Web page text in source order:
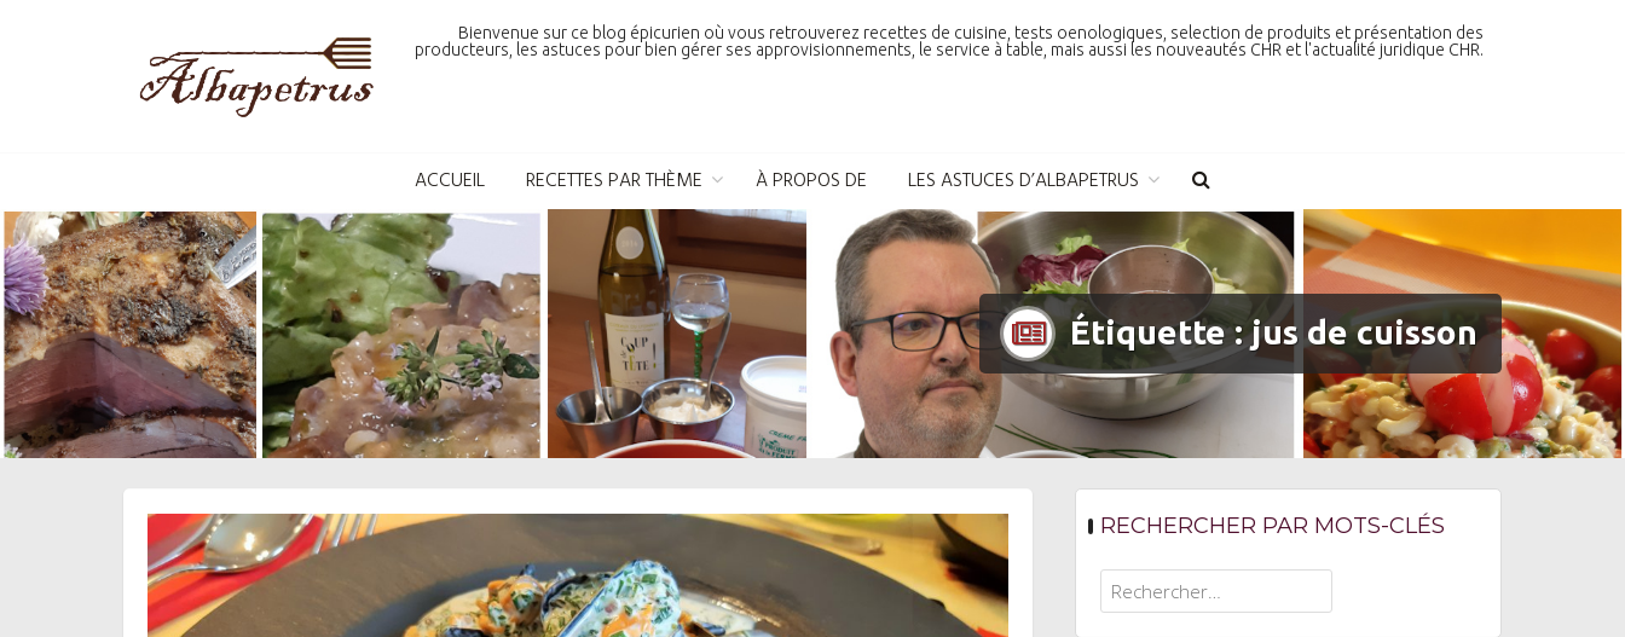
Bienvenue sur ce blog épicurien où vous retrouverez recettes de cuisine, tests oenologiques, selection de produits et présentation des
producteurs, les astuces pour bien gérer ses approvisionnements, le service à table, mais aussi les nouveautés CHR et l'actualité juridique CHR.
ACCUEIL RECETTES PAR THÈME À PROPOS DE LES ASTUCES D’ALBAPETRUS
Étiquette :jus de cuisson
RECHERCHER PAR MOTS-CLÉS
Rechercher :